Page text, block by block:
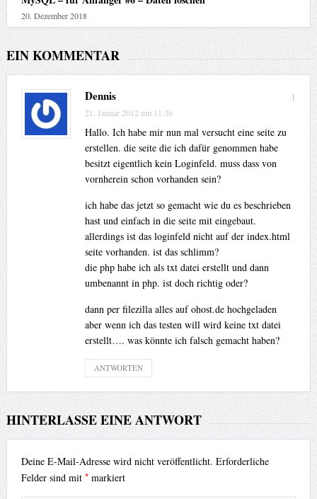
20. Dezember 2018
EIN KOMMENTAR
1
Dennis
21. Januar 2012 um 11:36
Hallo. Ich habe mir nun mal versucht eine seite zu
erstellen. die seite die ich dafür genommen habe
besitzt eigentlich kein Loginfeld. muss dass von
vornherein schon vorhanden sein?
ich habe das jetzt so gemacht wie du es beschrieben
hast und einfach in die seite mit eingebaut.
allerdings ist das loginfeld nicht auf der index.html
seite vorhanden. ist das schlimm?
die php habe ich als txt datei erstellt und dann
umbenannt in php. ist doch richtig oder?
dann per filezilla alles auf ohost.de hochgeladen
aber wenn ich das testen will wird keine txt datei
erstellt…. was könnte ich falsch gemacht haben?
ANTWORTEN
HINTERLASSE EINE ANTWORT
Deine E-Mail-Adresse wird nicht veröffentlicht. Erforderliche
Felder sind mit *markiert